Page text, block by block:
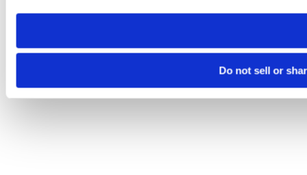
need to be set again.
Do not sell or